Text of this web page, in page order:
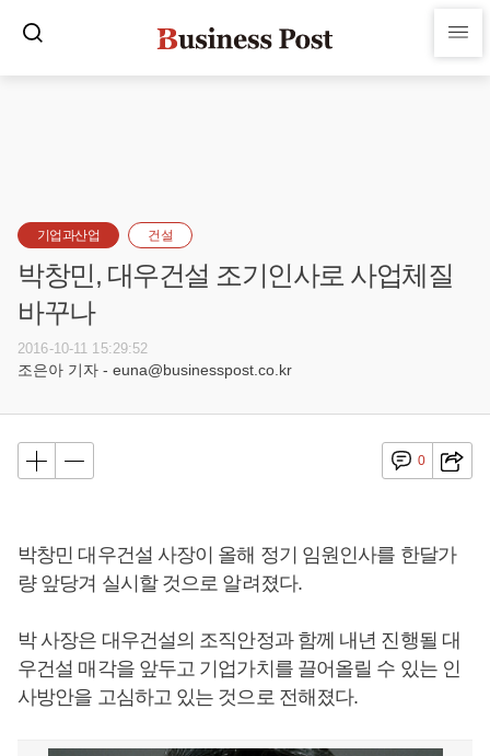
기업과산업 건설
박창민, 대우건설 조기인사로 사업체질
바꾸나
2016-10-11 15:29:52
조은아 기자 - euna@businesspost.co.kr
0
박창민 대우건설 사장이 올해 정기 임원인사를 한달가
량 앞당겨 실시할 것으로 알려졌다.
박 사장은 대우건설의 조직안정과 함께 내년 진행될 대
우건설 매각을 앞두고 기업가치를 끌어올릴 수 있는 인
사방안을 고심하고 있는 것으로 전해졌다.